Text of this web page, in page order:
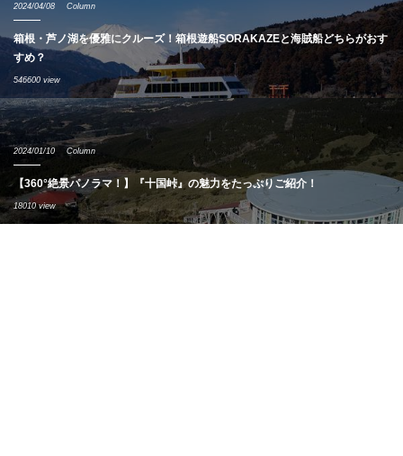
2024/04/08 Column
箱根・芦ノ湖を優雅にクルーズ！箱根遊船SORAKAZEと海賊船どちらがおす
すめ？
546600 view
2024/01/10 Column
【360°絶景パノラマ！】『十国峠』の魅力をたっぷりご紹介！
18010 view